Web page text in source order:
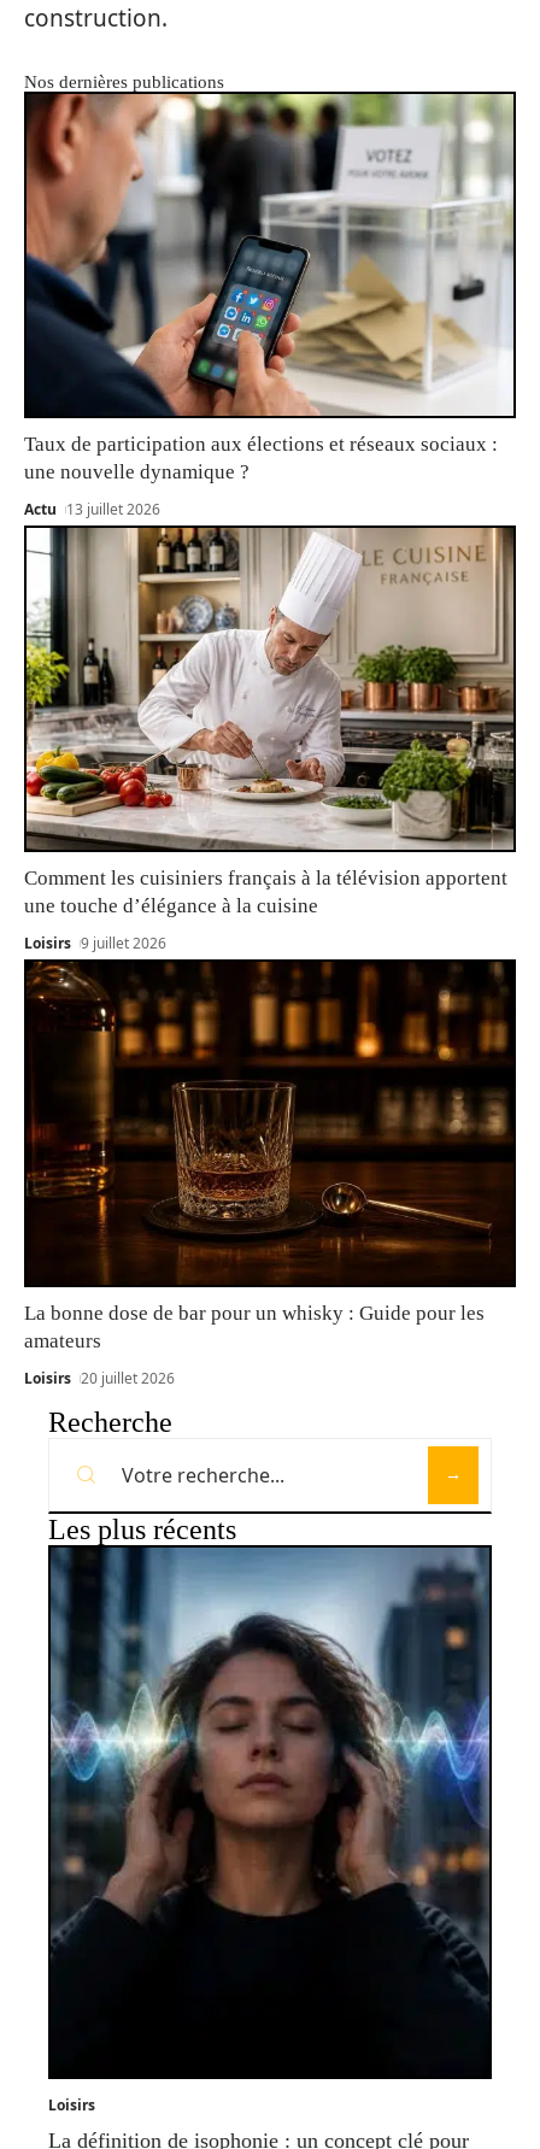
construction.
Nos dernières publications
Taux de participation aux élections et réseaux sociaux :
une nouvelle dynamique ?
Actu 13 juillet 2026
Comment les cuisiniers français à la télévision apportent
une touche d’élégance à la cuisine
Loisirs 9 juillet 2026
La bonne dose de bar pour un whisky : Guide pour les
amateurs
Loisirs 20 juillet 2026
Recherche
Les plus récents
Loisirs
La définition de isophonie : un concept clé pour